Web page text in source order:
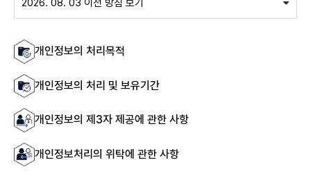
개인정보의 처리목적
개인정보의 처리 및 보유기간
개인정보의 제3자 제공에 관한 사항
개인정보처리의 위탁에 관한 사항